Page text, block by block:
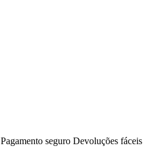
Pagamento seguro Devoluções fáceis